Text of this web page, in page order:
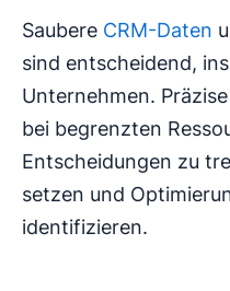
Saubere CRM-Daten
sind entscheidend,
Unternehmen.
bei begrenzten
Entscheidungen zu
setzen und
identifizieren.